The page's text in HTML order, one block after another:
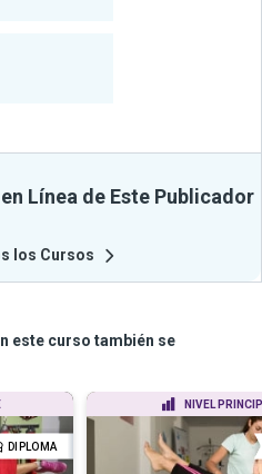
Línea de Este Publicador
los Cursos
este curso también se
DIPLOMA
NIVEL